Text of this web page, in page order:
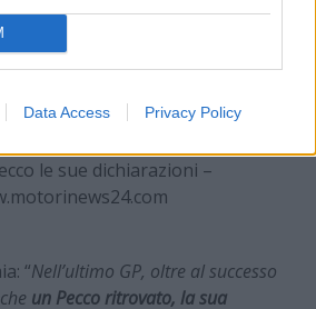
Data Access Privacy Policy
le sue dichiarazioni –
“Nell’ultimo GP, oltre al successo
un Pecco ritrovato, la sua